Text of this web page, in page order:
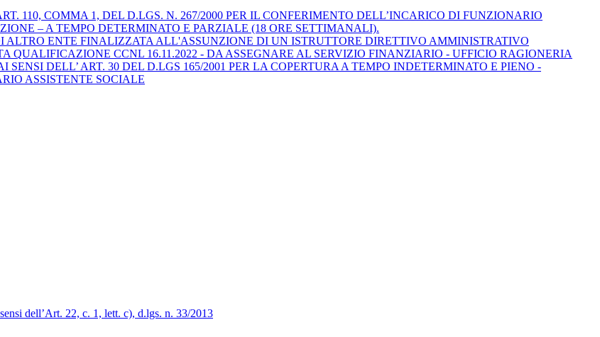
110, COMMA 1, DEL D.LGS. N. 267/2000 PER IL CONFERIMENTO DELL’INCARICO DI FUNZIONARIO
– A TEMPO DETERMINATO E PARZIALE (18 ORE SETTIMANALI).
ALTRO ENTE FINALIZZATA ALL'ASSUNZIONE DI UN ISTRUTTORE DIRETTIVO AMMINISTRATIVO
QUALIFICAZIONE CCNL 16.11.2022 - DA ASSEGNARE AL SERVIZIO FINANZIARIO - UFFICIO RAGIONERIA
DELL’ ART. 30 DEL D.LGS 165/2001 PER LA COPERTURA A TEMPO INDETERMINATO E PIENO -
ASSISTENTE SOCIALE
dell’Art. 22, c. 1, lett. c), d.lgs. n. 33/2013